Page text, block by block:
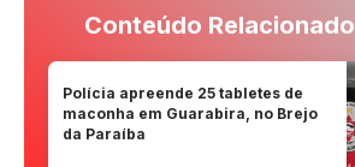
Conteúdo Relacionado
Polícia apreende 25 tabletes de
maconha em Guarabira, no Brejo
da Paraíba